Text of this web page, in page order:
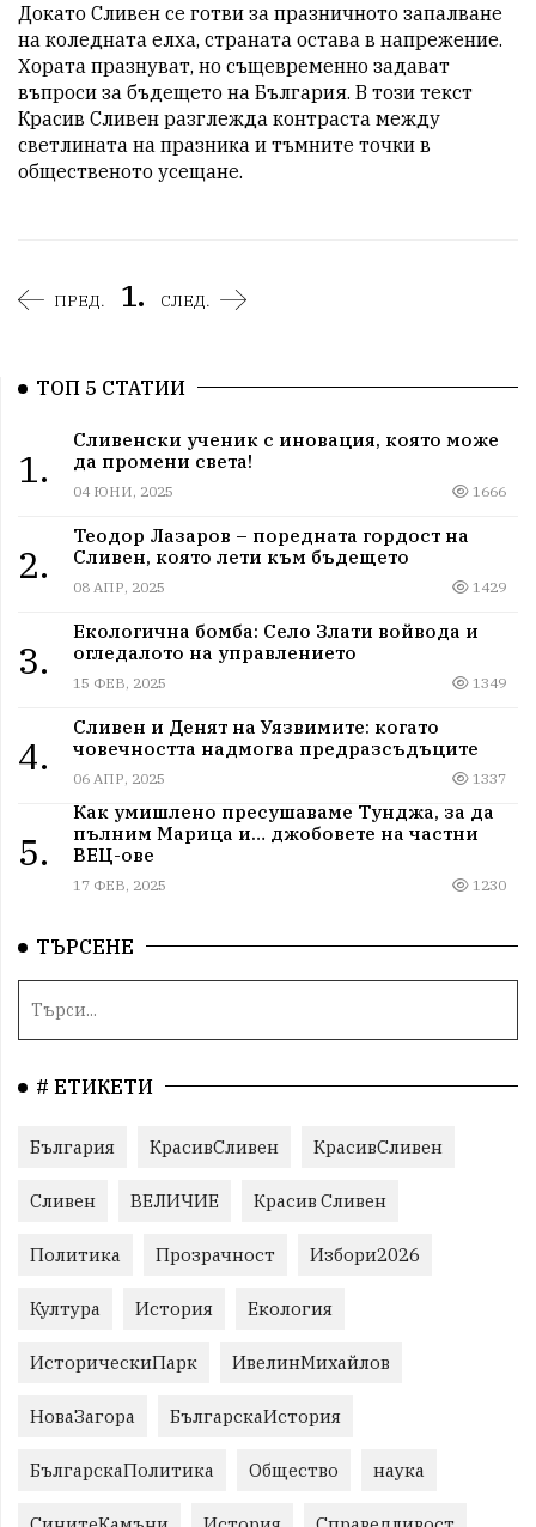
Докато Сливен се готви за празничното запалване
на коледната елха, страната остава в напрежение.
Хората празнуват, но същевременно задават
въпроси за бъдещето на България. В този текст
Красив Сливен разглежда контраста между
светлината на празника и тъмните точки в
общественото усещане.
ПРЕД. 1. СЛЕД.
ТОП 5 СТАТИИ
1.
Сливенски ученик с иновация, която може
да промени света!
04 ЮНИ, 2025 1666
2.
Теодор Лазаров – поредната гордост на
Сливен, която лети към бъдещето
08 АПР, 2025 1429
3.
Екологична бомба: Село Злати войвода и
огледалото на управлението
15 ФЕВ, 2025 1349
4.
Сливен и Денят на Уязвимите: когато
човечността надмогва предразсъдъците
06 АПР, 2025 1337
5.
Как умишлено пресушаваме Тунджа, за да
пълним Марица и… джобовете на частни
ВЕЦ-ове
17 ФЕВ, 2025 1230
ТЪРСЕНЕ
# ЕТИКЕТИ
България КрасивСливен КрасивСливен
Сливен ВЕЛИЧИЕ Красив Сливен
Политика Прозрачност Избори2026
Култура История Екология
ИсторическиПарк ИвелинМихайлов
НоваЗагора БългарскаИстория
БългарскаПолитика Общество наука